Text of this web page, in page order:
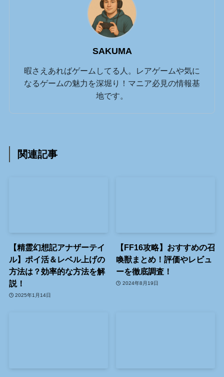
SAKUMA
暇さえあればゲームしてる人。レアゲームや気に
なるゲームの魅力を深堀り！マニア必見の情報基
地です。
関連記事
【精霊幻想記アナザーテイ
ル】ポイ活＆レベル上げの
方法は？効率的な方法を解
説！
2025年1月14日
【FF16攻略】おすすめの召
喚獣まとめ！評価やレビュ
ーを徹底調査！
2024年8月19日